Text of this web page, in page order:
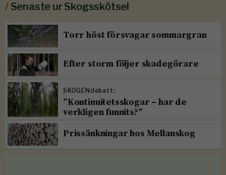
/Senaste ur Skogsskötsel
Torr höst försvagar sommargran
Efter storm följer skadegörare
SKOGENdebatt:
”Kontinuitetsskogar – har de
verkligen funnits?”
Prissänkningar hos Mellanskog